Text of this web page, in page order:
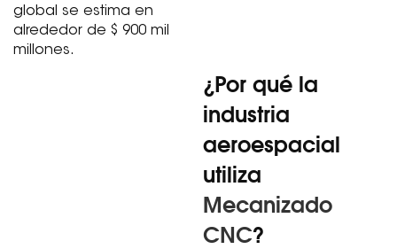
global se estima en
alrededor de $ 900 mil
millones.
¿Por qué la
industria
aeroespacial
utiliza
Mecanizado
CNC?